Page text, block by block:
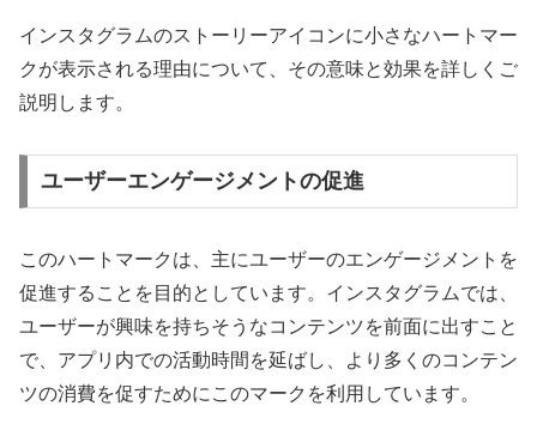
インスタグラムのストーリーアイコンに小さなハートマー
クが表示される理由について、その意味と効果を詳しくご
説明します。
ユーザーエンゲージメントの促進
このハートマークは、主にユーザーのエンゲージメントを
促進することを目的としています。インスタグラムでは、
ユーザーが興味を持ちそうなコンテンツを前面に出すこと
で、アプリ内での活動時間を延ばし、より多くのコンテン
ツの消費を促すためにこのマークを利用しています。